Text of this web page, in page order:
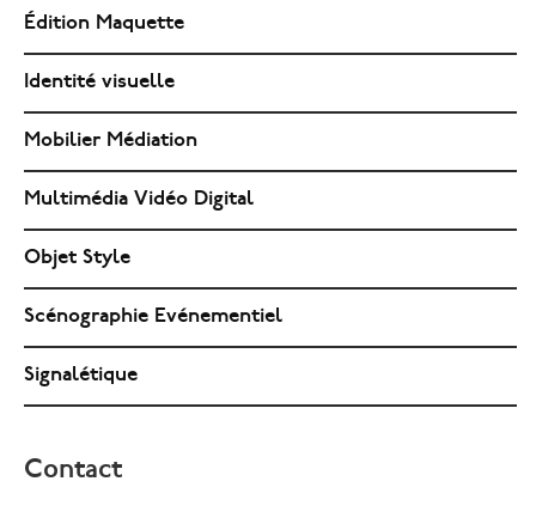
Édition Maquette
Identité visuelle
Mobilier Médiation
Multimédia Vidéo Digital
Objet Style
Scénographie Evénementiel
Signalétique
Contact